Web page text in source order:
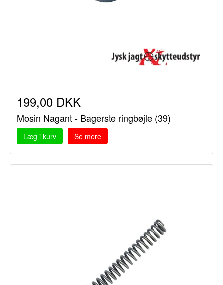
199,00 DKK
Mosin Nagant - Bagerste ringbøjle (39)
Læg i kurv Se mere